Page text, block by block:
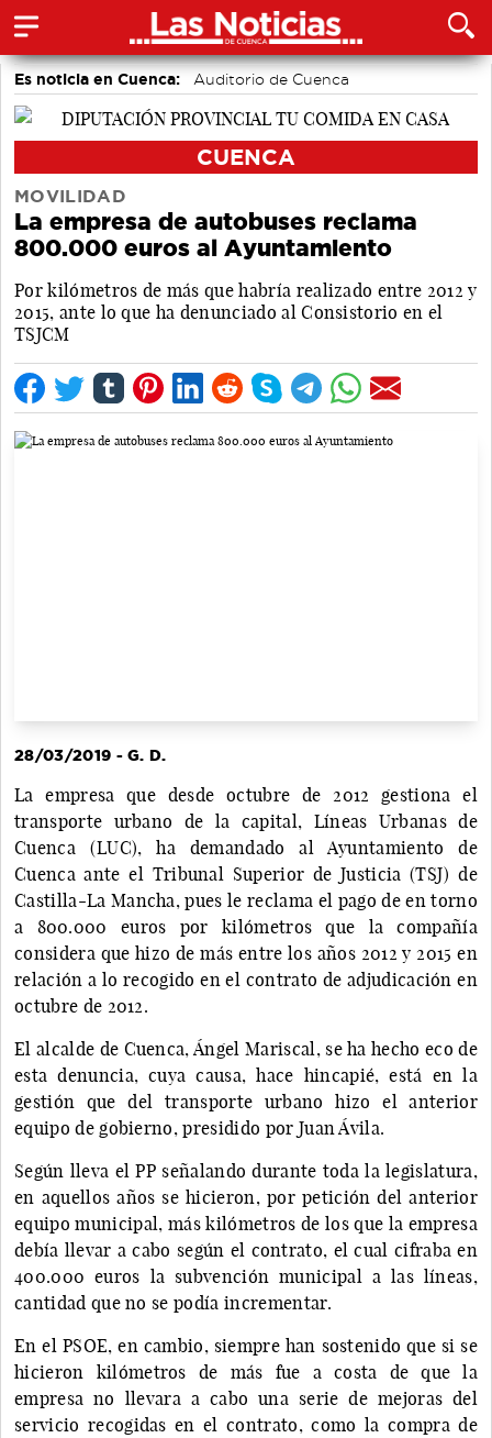
Es noticia en Cuenca: Auditorio de Cuenca
CUENCA
MOVILIDAD
La empresa de autobuses reclama
800.000 euros al Ayuntamiento
Por kilómetros de más que habría realizado entre 2012 y
2015, ante lo que ha denunciado al Consistorio en el
TSJCM
28/03/2019 - G. D.
La empresa que desde octubre de 2012 gestiona el
transporte urbano de la capital, Líneas Urbanas de
Cuenca (LUC), ha demandado al Ayuntamiento de
Cuenca ante el Tribunal Superior de Justicia (TSJ) de
Castilla-La Mancha, pues le reclama el pago de en torno
a 800.000 euros por kilómetros que la compañía
considera que hizo de más entre los años 2012 y 2015 en
relación a lo recogido en el contrato de adjudicación en
octubre de 2012.
El alcalde de Cuenca, Ángel Mariscal, se ha hecho eco de
esta denuncia, cuya causa, hace hincapié, está en la
gestión que del transporte urbano hizo el anterior
equipo de gobierno, presidido por Juan Ávila.
Según lleva el PP señalando durante toda la legislatura,
en aquellos años se hicieron, por petición del anterior
equipo municipal, más kilómetros de los que la empresa
debía llevar a cabo según el contrato, el cual cifraba en
400.000 euros la subvención municipal a las líneas,
cantidad que no se podía incrementar.
En el PSOE, en cambio, siempre han sostenido que si se
hicieron kilómetros de más fue a costa de que la
empresa no llevara a cabo una serie de mejoras del
servicio recogidas en el contrato, como la compra de